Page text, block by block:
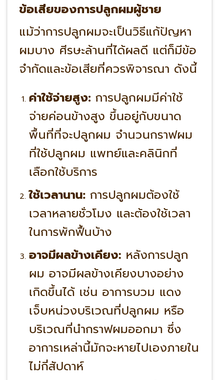
ข้อเสียของการปลูกผมผู้ชาย
แม้ว่าการปลูกผมจะเป็นวิธีแก้ปัญหา
ผมบาง ศีรษะล้านที่ได้ผลดี แต่ก็มีข้อ
จำกัดและข้อเสียที่ควรพิจารณา ดังนี้
ค่าใช้จ่ายสูง:การปลูกผมมีค่าใช้
จ่ายค่อนข้างสูง ขึ้นอยู่กับขนาด
พื้นที่ที่จะปลูกผม จำนวนกราฟผม
ที่ใช้ปลูกผม แพทย์และคลินิกที่
เลือกใช้บริการ
ใช้เวลานาน:การปลูกผมต้องใช้
เวลาหลายชั่วโมง และต้องใช้เวลา
ในการพักฟื้นบ้าง
อาจมีผลข้างเคียง:หลังการปลูก
ผม อาจมีผลข้างเคียงบางอย่าง
เกิดขึ้นได้ เช่น อาการบวม แดง
เจ็บหน่วงบริเวณที่ปลูกผม หรือ
บริเวณที่นำกราฟผมออกมา ซึ่ง
อาการเหล่านี้มักจะหายไปเองภายใน
ไม่กี่สัปดาห์